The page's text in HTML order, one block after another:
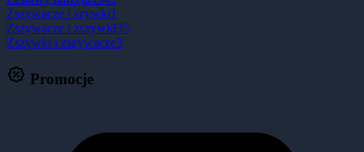
Zszywacze i szywki1
Zszywacze i zszywki35
Zszywki i zszywacze3
Promocje